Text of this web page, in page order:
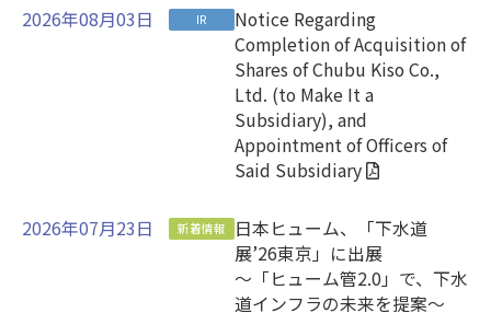
2026年08月03日 IR
Notice Regarding
Completion of Acquisition of
Shares of Chubu Kiso Co.,
Ltd. (to Make It a
Subsidiary), and
Appointment of Officers of
Said Subsidiary
2026年07月23日 新着情報
日本ヒューム、「下水道
展’26東京」に出展
～「ヒューム管2.0」で、下水
道インフラの未来を提案～